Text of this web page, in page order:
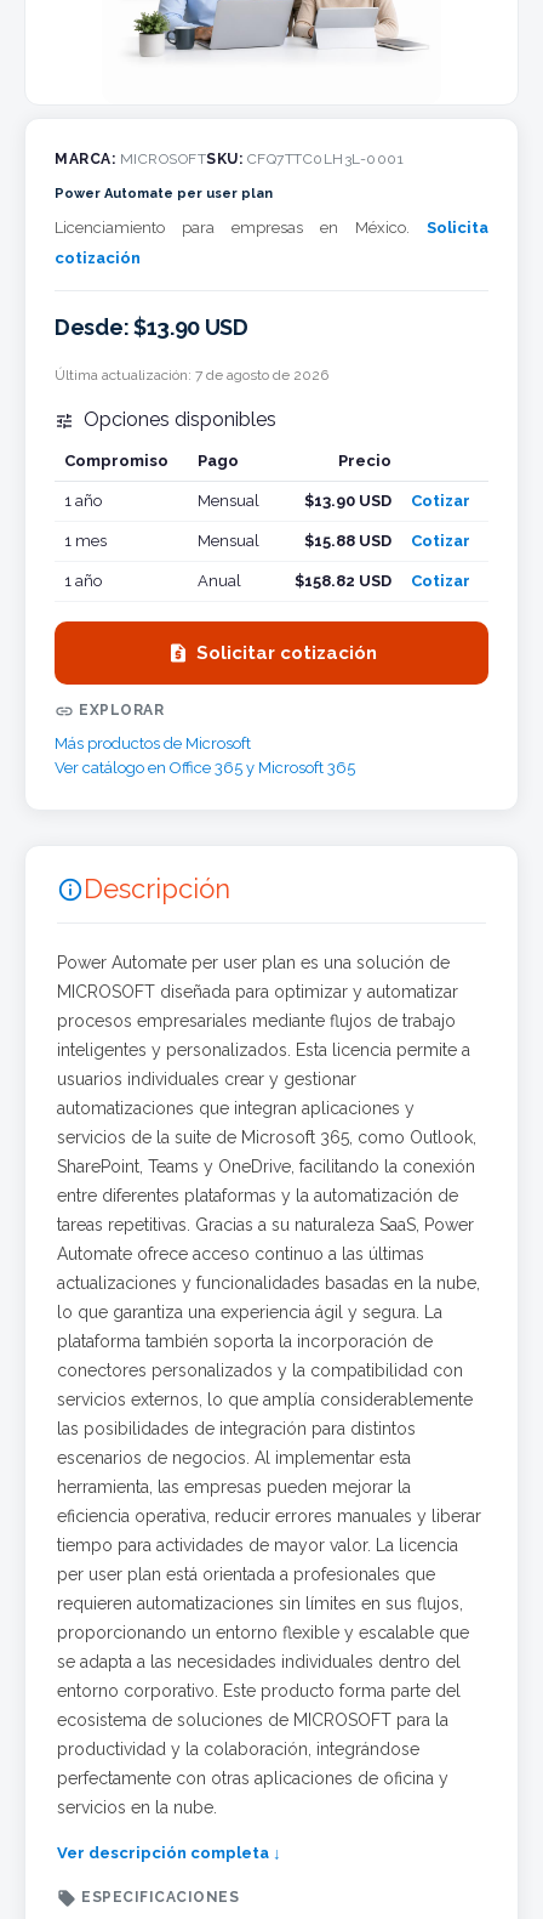
MARCA: MICROSOFTSKU: CFQ7TTC0LH3L-0001
Power Automate per user plan
Licenciamiento para empresas en México. Solicita
cotización
Desde: $13.90 USD
Última actualización: 7 de agosto de 2026
 Opciones disponibles
Compromiso Pago Precio
1 año
Mensual $13.90 USD Cotizar
1 mes Mensual $15.88 USD Cotizar
1 año Anual $158.82 USD Cotizar
 Solicitar cotización
 EXPLORAR
Más productos de Microsoft
Ver catálogo en Office 365 y Microsoft 365
Descripción
Power Automate per user plan es una solución de
MICROSOFT diseñada para optimizar y automatizar
procesos empresariales mediante flujos de trabajo
inteligentes y personalizados. Esta licencia permite a
usuarios individuales crear y gestionar
automatizaciones que integran aplicaciones y
servicios de la suite de Microsoft 365, como Outlook,
SharePoint, Teams y OneDrive, facilitando la conexión
entre diferentes plataformas y la automatización de
tareas repetitivas. Gracias a su naturaleza SaaS, Power
Automate ofrece acceso continuo a las últimas
actualizaciones y funcionalidades basadas en la nube,
lo que garantiza una experiencia ágil y segura. La
plataforma también soporta la incorporación de
conectores personalizados y la compatibilidad con
servicios externos, lo que amplía considerablemente
las posibilidades de integración para distintos
escenarios de negocios. Al implementar esta
herramienta, las empresas pueden mejorar la
eficiencia operativa, reducir errores manuales y liberar
tiempo para actividades de mayor valor. La licencia
per user plan está orientada a profesionales que
requieren automatizaciones sin límites en sus flujos,
proporcionando un entorno flexible y escalable que
se adapta a las necesidades individuales dentro del
entorno corporativo. Este producto forma parte del
ecosistema de soluciones de MICROSOFT para la
productividad y la colaboración, integrándose
perfectamente con otras aplicaciones de oficina y
servicios en la nube.
Ver descripción completa ↓
 ESPECIFICACIONES